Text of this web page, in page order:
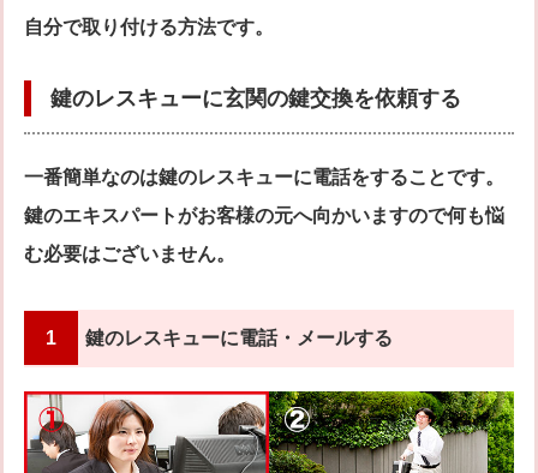
自分で取り付ける方法です。
鍵のレスキューに玄関の鍵交換を依頼する
一番簡単なのは鍵のレスキューに電話をすることです。
鍵のエキスパートがお客様の元へ向かいますので何も悩
む必要はございません。
1 鍵のレスキューに電話・メールする